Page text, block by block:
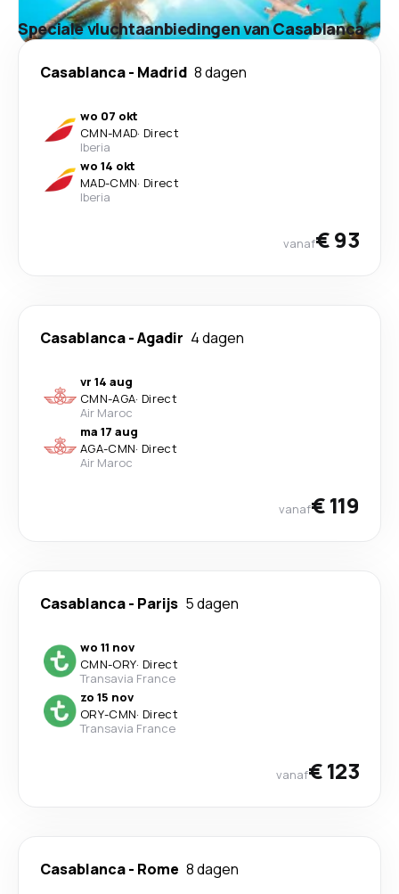
Speciale vluchtaanbiedingen van Casablanca
Casablanca- Madrid 8 dagen
wo 07 okt
CMN-MAD· Direct
Iberia
wo 14 okt
MAD-CMN· Direct
Iberia
vanaf€ 93
Casablanca-Agadir 4 dagen
vr 14 aug
CMN-AGA· Direct
Air Maroc
ma 17 aug
AGA-CMN· Direct
Air Maroc
vanaf€ 119
Casablanca- Parijs 5 dagen
wo 11 nov
CMN-ORY· Direct
Transavia France
zo 15 nov
ORY-CMN· Direct
Transavia France
vanaf€ 123
Casablanca- Rome 8 dagen